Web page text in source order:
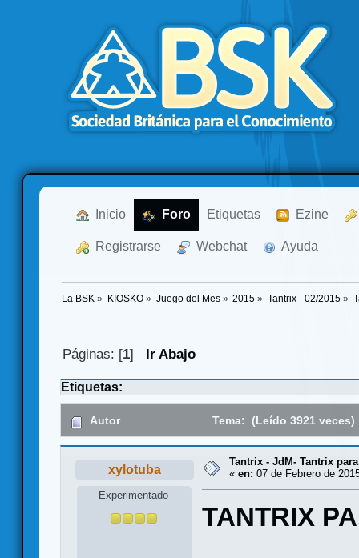
Inicio Foro Etiquetas Ezine
Registrarse Webchat Ayuda
La BSK » KIOSKO» Juego del Mes» 2015 » Tantrix - 02/2015 »
Páginas: [1] Ir Abajo
Etiquetas:
Autor Tema: (Leído 3921 veces)
xylotuba
Experimentado
Tantrix - JdM- Tantrix
« en: 07 de Febrero de
TANTRIX